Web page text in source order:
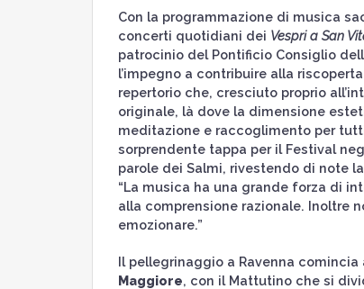
Con la programmazione di musica
concerti quotidiani dei Vespri a San
patrocinio del Pontificio Consiglio
l’impegno a contribuire alla
repertorio che, cresciuto proprio
originale, là dove la dimensione
meditazione e raccoglimento per
sorprendente tappa per il Festival
parole dei Salmi, rivestendo di note
“La musica ha una grande forza di
alla comprensione razionale. Inoltre
emozionare.”
Il pellegrinaggio a Ravenna comincia
Maggiore, con il Mattutino che si